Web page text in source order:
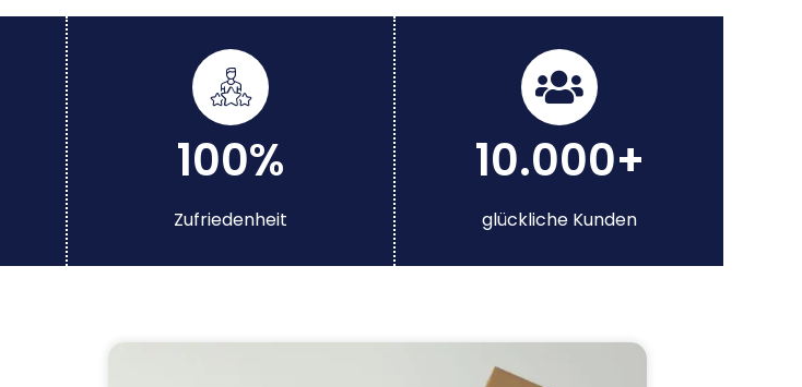
100%
Zufriedenheit
10.000+
glückliche Kunden